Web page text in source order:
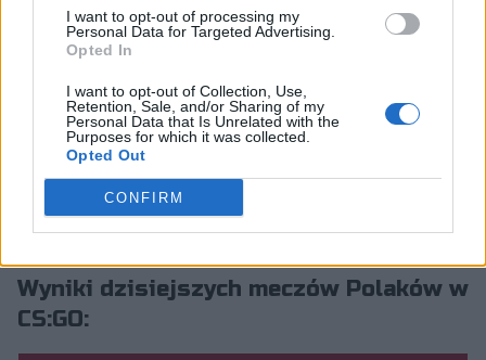
I want to opt-out of processing my
Personal Data for Targeted Advertising.
Opted In
I want to opt-out of Collection, Use,
Retention, Sale, and/or Sharing of my
Personal Data that Is Unrelated with the
Purposes for which it was collected.
Opted Out
CONFIRM
Ekipa Karola "rallena" Rodowicza zaliczyła bowiem
porażkę już w pierwszym spotkaniu, co oznaczało
rychłą eliminację z zawodów. Do tego polski skład
zaprezentował się z mocno przeciętnej strony.
Równorzędna walka skończyła się właściwie wraz z
zamknięciem pierwszej połowy gry na Duście2 –
później na serwerze rządzili już oponenci, a dowodem
ich przewagi może być zdominowane przez nich
Inferno, na którym x-kom AGO zgarnęło ledwo cztery
Wyniki dzisiejszych meczów Polaków w
CS:GO: